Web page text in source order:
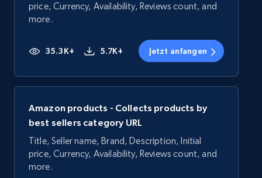
price, Currency, Availability, Reviews count, and
more.
35.3K+ 5.7K+ Jetzt anfangen
Amazon products - Collects products by
best sellers category URL
Title, Seller name, Brand, Description, Initial
price, Currency, Availability, Reviews count, and
more.